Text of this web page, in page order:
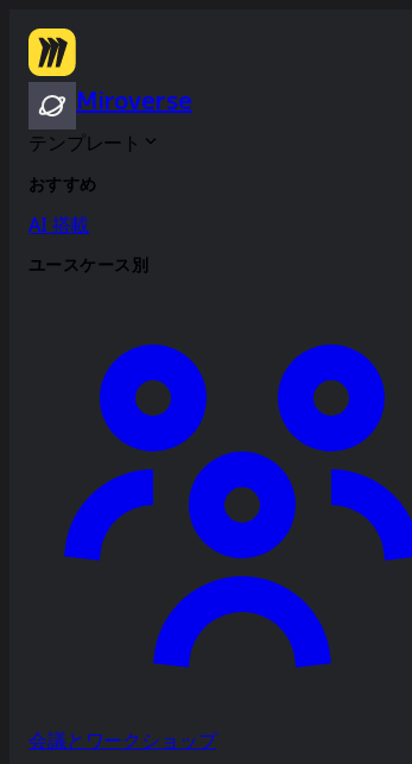
Miroverse
テンプレート
おすすめ
AI 搭載
ユースケース別
会議とワークショップ